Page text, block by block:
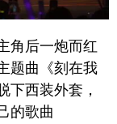
角后一炮而红
题曲《刻在我
下西装外套，
的歌曲